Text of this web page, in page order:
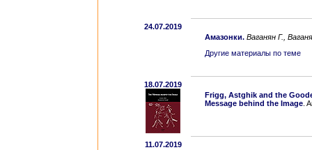
24.07.2019
Амазонки. Ваганян Г.,
Другие материалы по теме
18.07.2019
Frigg, Astghik and the
Message behind the Image .
11.07.2019